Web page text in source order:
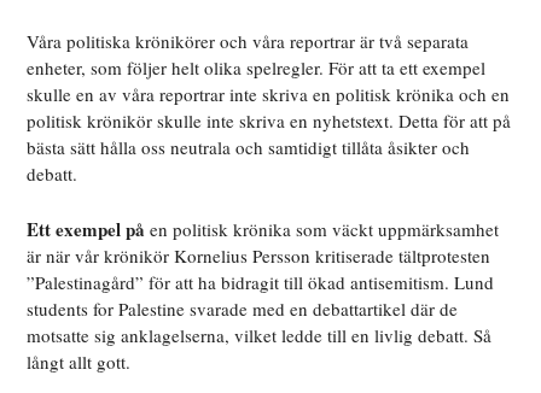
Våra politiska krönikörer och våra reportrar är två separata
enheter, som följer helt olika spelregler. För att ta ett exempel
skulle en av våra reportrar inte skriva en politisk krönika och en
politisk krönikör skulle inte skriva en nyhetstext. Detta för att på
bästa sätt hålla oss neutrala och samtidigt tillåta åsikter och
debatt.
Ett exempel på en politisk krönika som väckt uppmärksamhet
är när vår krönikör Kornelius Persson kritiserade tältprotesten
”Palestinagård” för att ha bidragit till ökad antisemitism. Lund
students for Palestine svarade med en debattartikel där de
motsatte sig anklagelserna, vilket ledde till en livlig debatt. Så
långt allt gott.